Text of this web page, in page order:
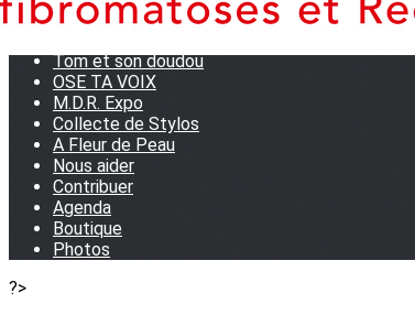
Journées Partage 2026 - La Rochelle
Tom et son doudou
OSE TA VOIX
M.D.R. Expo
Collecte de Stylos
A Fleur de Peau
Nous aider
Contribuer
Agenda
Boutique
Photos
?>